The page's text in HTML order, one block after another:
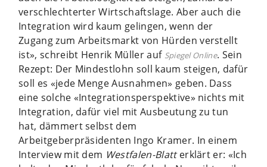
verschlechterter Wirtschaftslage. Aber auch die
Integration wird kaum gelingen, wenn der
Zugang zum Arbeitsmarkt von Hürden verstellt
ist», schreibt Henrik Müller auf Spiegel Online. Sein
Rezept: Der Mindestlohn soll kaum steigen, dafür
soll es «jede Menge Ausnahmen» geben. Dass
eine solche «Integrationsperspektive» nichts mit
Integration, dafür viel mit Ausbeutung zu tun
hat, dämmert selbst dem
Arbeitgeberpräsidenten Ingo Kramer. In einem
Interview mit dem Westfalen-Blatterklärt er: «Ich